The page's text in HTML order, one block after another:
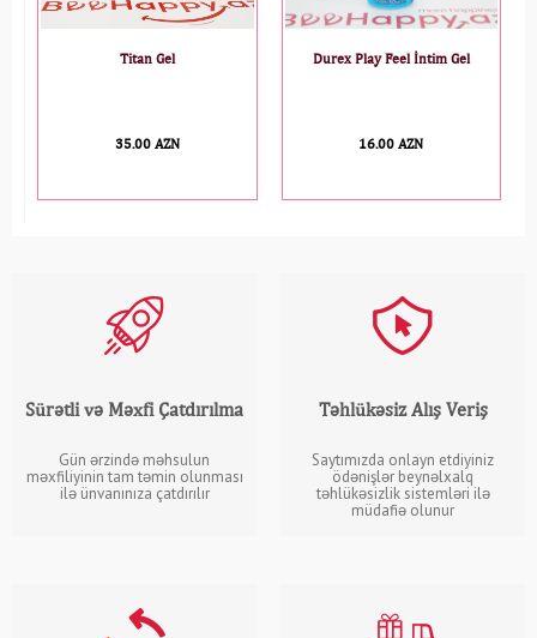
Durex Play Feel İntim Gel
16.00 AZN
Durex Pleasuremax N3
7.00 AZN
Sürətli və Məxfi Çatdırılma
Gün ərzində məhsulun
məxfiliyinin tam təmin olunması
ilə ünvanınıza çatdırılır
Təhlükəsiz Alış Veriş
Saytımızda onlayn etdiyiniz
ödənişlər beynəlxalq
təhlükəsizlik sistemləri ilə
müdafiə olunur